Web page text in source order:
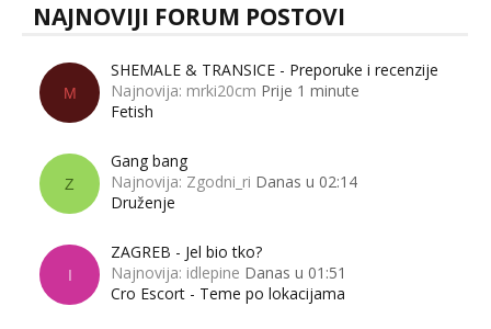
NAJNOVIJI FORUM POSTOVI
M
SHEMALE & TRANSICE - Preporuke i recenzije
Najnovija: mrki20cm Prije 1 minute
Fetish
Z
Gang bang
Najnovija: Zgodni_ri Danas u 02:14
Druženje
I
ZAGREB - Jel bio tko?
Najnovija: idlepine Danas u 01:51
Cro Escort - Teme po lokacijama